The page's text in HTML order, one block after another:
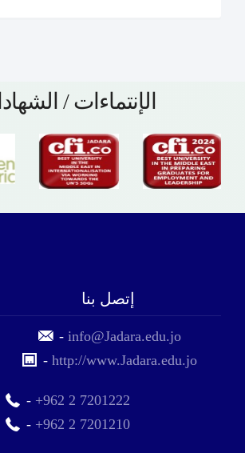
الإنتماءات /
إتصل بنا
-info@Jadara.edu.jo
-http://www.Jadara.edu.jo
- +962 2 7201222
- +962 2 7201210